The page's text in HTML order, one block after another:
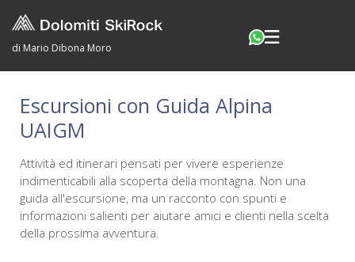
di Mario Dibona Moro
Escursioni con Guida Alpina
UAIGM
Attività ed itinerari pensati per vivere esperienze
indimenticabili alla scoperta della montagna. Non una
guida all'escursione, ma un racconto con spunti e
informazioni salienti per aiutare amici e clienti nella scelta
della prossima avventura.